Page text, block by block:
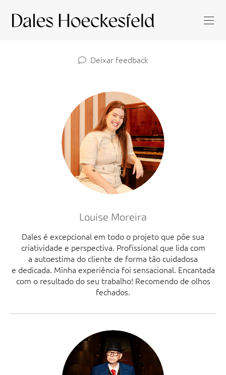
Deixar feedback
Louise Moreira
Dales é excepcional em todo o projeto que põe sua
criatividade e perspectiva. Profissional que lida com
a autoestima do cliente de forma tão cuidadosa
e dedicada. Minha experiência foi sensacional. Encantada
com o resultado do seu trabalho! Recomendo de olhos
fechados.